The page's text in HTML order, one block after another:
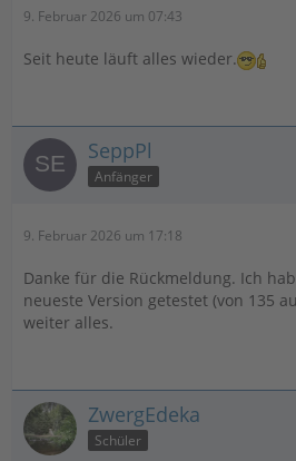
9. Februar 2026 um 07:43
Seit heute läuft alles wieder.
SeppPl
Anfänger
9. Februar 2026 um 17:18
Danke für die Rückmeldung. Ich
neueste Version getestet (von 135
weiter alles.
ZwergEdeka
Schüler